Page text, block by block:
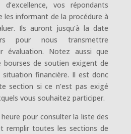
vos répondants
les informant de la procédure à
Ils auront jusqu’à la date
pour nous transmettre
évaluation. Notez aussi que
bourses de soutien exigent de
situation financière. Il est donc
section si ce n’est pas exigé
vous souhaitez participer.
pour consulter la liste des
remplir toutes les sections de